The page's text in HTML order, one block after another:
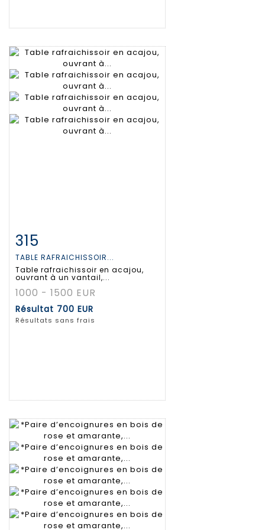
Fiche détaillée
315
TABLE RAFRAICHISSOIR...
Table rafraichissoir en acajou,
ouvrant à un vantail,...
1000 - 1500 EUR
Résultat 700 EUR
Résultats sans frais